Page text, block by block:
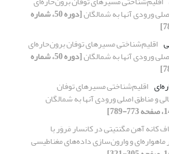
ورودی آنها به شمالگان [دوره 50، شماره
اقلیم‌شناختی مسیرهای توفان برون‌حاره‌ای
ورودی آنها به شمالگان [دوره 50، شماره
اقلیم‌شناختی مسیرهای توفان
و مناطق اصلی ورودی آنها به شمالگان
کانه آهن مگنتیتی در کانسار مَروَر با
ماهواره‌ای و وارون‌سازی داده‌های مغناطیسی